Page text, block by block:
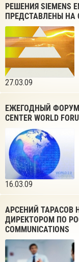
государственных
РЕШЕНИЯ SIEMENS
ПРЕДСТАВЛЕНЫ НА
27.03.09
ЕЖЕГОДНЫЙ ФОРУМ
CENTER WORLD
16.03.09
АРСЕНИЙ ТАРАСОВ
ДИРЕКТОРОМ ПО
COMMUNICATIONS